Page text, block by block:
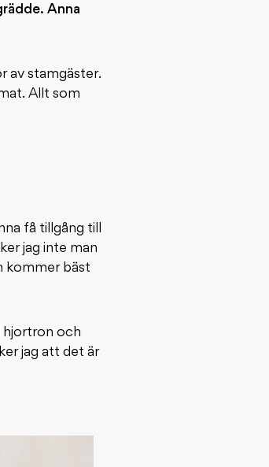
Anna
av stamgäster.
Allt som
få tillgång till
jag inte man
kommer bäst
hjortron och
jag att det är